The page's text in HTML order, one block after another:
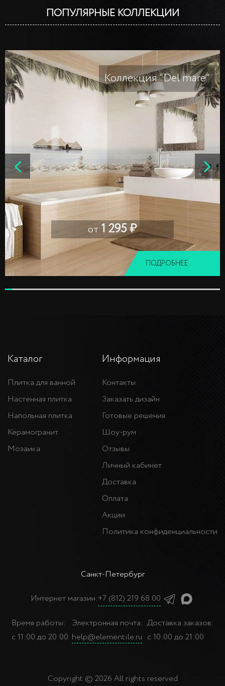
ПОПУЛЯРНЫЕ КОЛЛЕКЦИИ
Коллекция "Del mare"
от 1 295 ₽
ПОДРОБНЕЕ
Санкт-Петербург
Интернет магазин:+7 (812) 219 68 00
Время работы:
с 11:00 до 20:00
Электронная почта:
help@elementile.ru
Доставка заказов:
с 10:00 до 21:00
Каталог
Плитка для ванной
Настенная плитка
Напольная плитка
Керамогранит
Мозаика
Информация
Контакты
Заказать дизайн
Готовые решения
Шоу-рум
Отзывы
Личный кабинет
Доставка
Оплата
Акции
Политика конфиденциальности
Copyright © 2026 All rights reserved